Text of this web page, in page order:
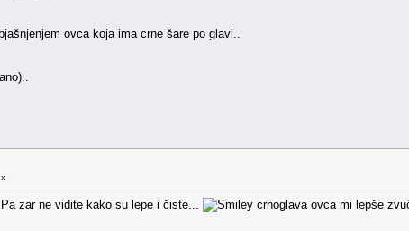
ovca koja ima crne šare po glavi..
zar ne vidite kako su lepe i čiste... crnoglava ovca mi lepše